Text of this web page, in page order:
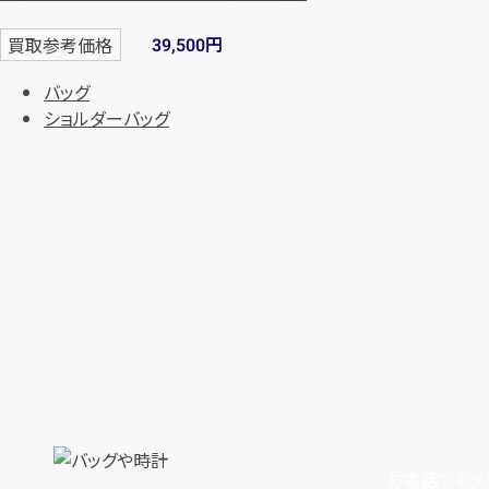
買取参考価格 39,500円
バッグ
ショルダーバッグ